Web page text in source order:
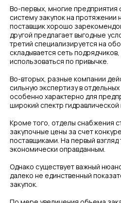
Во-первых, многие
систему закупок на протяжении
поставщик хорошо
другой предлагает выгодные
третий специализируется на
складывается сеть
использоваться по привычке.
Во-вторых, разные компании
сильную экспертизу в
особенно характерно для
широкий спектр гидравлической
Кроме того, отделы снабжения
закупочные цены за счет
поставщиками. На первый взгляд
экономически оправданным.
Однако существует важный
далеко не единственный
закупок.